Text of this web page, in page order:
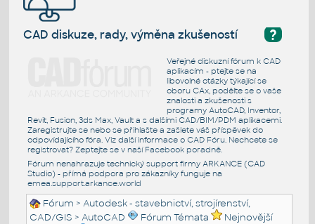
?
CAD diskuze, rady, výměna zkušeností
Veřejné diskuzní fórum k CAD
aplikacím - ptejte se na
libovolné otázky týkající se
oboru CAx, podělte se o vaše
znalosti a zkušenosti s
programy AutoCAD, Inventor,
Revit, Fusion, 3ds Max, Vault a s dalšími CAD/BIM/PDM aplikacemi.
Zaregistrujte se nebo se přihlašte a zašlete váš příspěvek do
odpovídajícího fóra. Viz další informace o CAD Fóru. Nechcete se
registrovat? Zeptejte se v naší Facebook poradně.
Fórum nenahrazuje technický support firmy ARKANCE (CAD
Studio) - přímá podpora pro zákazníky funguje na
emea.support.arkance.world
Fórum >Autodesk - stavebnictví, strojírenství,
CAD/GIS >AutoCAD Fórum Témata
Nejnovější